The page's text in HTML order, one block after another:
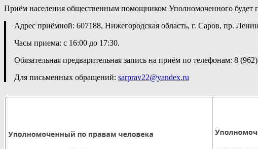
Приём населения общественным помощником Уполномоченного будет
Адрес приёмной: 607188, Нижегородская область, г. Саров, пр.
Часы приема: с 16:00 до 17:30.
Обязательная предварительная запись на приём по телефонам: 8
Для письменных обращений: sarprav22@yandex.ru